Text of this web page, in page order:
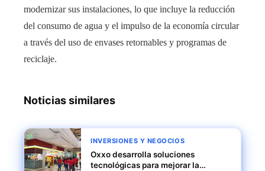
modernizar sus instalaciones, lo que incluye la reducción
del consumo de agua y el impulso de la economía circular
a través del uso de envases retornables y programas de
reciclaje.
Noticias similares
INVERSIONES Y NEGOCIOS
Oxxo desarrolla soluciones
tecnológicas para mejorar la